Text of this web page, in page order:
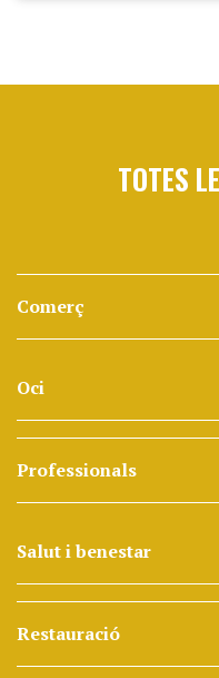
TOTES
Comerç
Oci
Professionals
Salut i benestar
Restauració